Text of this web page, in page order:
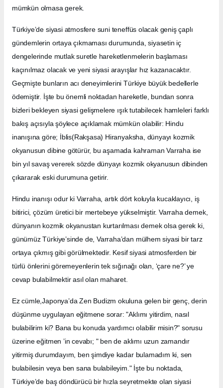
mümkün olmasa gerek.
Türkiye’de siyasi atmosfere suni teneffüs olacak geniş çaplı
gündemlerin ortaya çıkmaması durumunda, siyasetin iç
dengelerinde mutlak suretle hareketlenmelerin başlaması
kaçınılmaz olacak ve yeni siyasi arayışlar hız kazanacaktır.
Geçmişte bunların acı deneyimlerini Türkiye büyük bedellerle
ödemiştir. İşte bu önemli noktadan hareketle, bundan sonra
bizleri bekleyen siyasi gelişmelere ışık tutabilecek hamleleri farklı
bakış açısıyla şöylece açıklamak mümkün olabilir: Hindu
inanışına göre; İblis(Rakşasa) Hiranyaksha, dünyayı kozmik
okyanusun dibine götürür, bu aşamada kahraman Varraha ise
bin yıl savaş vererek sözde dünyayı kozmik okyanusun dibinden
çıkararak eski durumuna getirir.
Hindu inanışı odur ki Varraha, artık dört koluyla kucaklayıcı, iş
bitirici, çözüm üretici bir mertebeye yükselmiştir. Varraha demek,
dünyanın kozmik okyanustan kurtarılması demek olsa gerek ki,
günümüz Türkiye’sinde de, Varraha’dan mülhem siyasi bir tarz
ortaya çıkmış gibi görülmektedir. Kesif siyasi atmosferden bir
türlü önlerini göremeyenlerin tek sığınağı olan, ‘çare ne?’ ye
cevap bulabilmektir asıl olan maharet.
Ez cümle,Japonya’da Zen Budizm okuluna gelen bir genç, derin
düşünme uygulayan eğitmene sorar: "Aklımı yitirdim, nasıl
bulabilirim ki? Bana bu konuda yardımcı olabilir misin?" sorusu
üzerine eğitmen ’in cevabı; " ben de aklımı uzun zamandır
yitirmiş durumdayım, ben şimdiye kadar bulamadım ki, sen
bulabilesin veya ben sana bulabileyim." İşte bu noktada,
Türkiye’de baş döndürücü bir hızla seyretmekte olan siyasi